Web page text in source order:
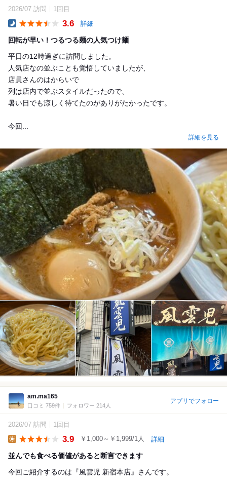
2026/07 訪問 1回目
3.6 詳細
回転が早い！つるつる麺の人気つけ麺
平日の12時過ぎに訪問しました。
人気店なの並ぶことも覚悟していましたが、
店員さんのはからいで
列は店内で並ぶスタイルだったので、
暑い日でも涼しく待てたのがありがたかったです。
今回...
詳細を見る
am.ma165
口コミ 759件 フォロワー 214人
アプリでフォロー
2026/07 訪問 1回目
3.9 ￥1,000～￥1,999/1人 詳細
並んでも食べる価値があると断言できます
今回ご紹介するのは『風雲児 新宿本店』さんです。